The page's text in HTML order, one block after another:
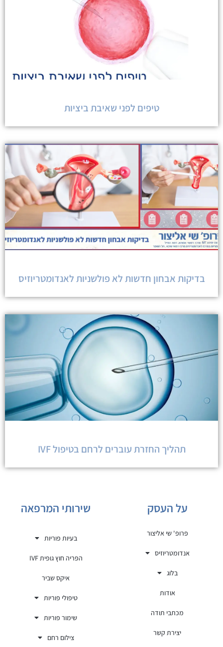
טיפים לפני שאיבת ביציות
בדיקות אבחון חדשות לא פולשניות לאנדומטריוזיס
תהליך החזרת עוברים לרחם בטיפול IVF
על העסק
פרופ' שי אליצור
אנדומטריוזיס
בלוג
אודות
מכתבי תודה
יצירת קשר
שירותי המרפאה
בעיות פוריות
הפריה חוץ גופית IVF
איקס שביר
טיפולי פוריות
שימור פוריות
צילום רחם